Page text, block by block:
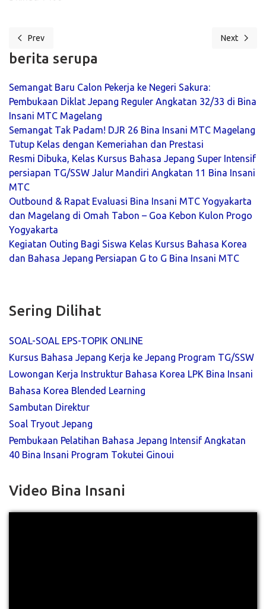
Previous article: Dari Rooftop Magelang Menuju Negeri Sakura:
Prev Next
Next
berita serupa
Semangat Baru Calon Pekerja ke Negeri Sakura:
Pembukaan Diklat Jepang Reguler Angkatan 32/33 di Bina
Insani MTC Magelang
Semangat Tak Padam! DJR 26 Bina Insani MTC Magelang
Tutup Kelas dengan Kemeriahan dan Prestasi
Resmi Dibuka, Kelas Kursus Bahasa Jepang Super Intensif
persiapan TG/SSW Jalur Mandiri Angkatan 11 Bina Insani
MTC
Outbound & Rapat Evaluasi Bina Insani MTC Yogyakarta
dan Magelang di Omah Tabon – Goa Kebon Kulon Progo
Yogyakarta
Kegiatan Outing Bagi Siswa Kelas Kursus Bahasa Korea
dan Bahasa Jepang Persiapan G to G Bina Insani MTC
Sering Dilihat
SOAL-SOAL EPS-TOPIK ONLINE
Kursus Bahasa Jepang Kerja ke Jepang Program TG/SSW
Lowongan Kerja Instruktur Bahasa Korea LPK Bina Insani
Bahasa Korea Blended Learning
Sambutan Direktur
Soal Tryout Jepang
Pembukaan Pelatihan Bahasa Jepang Intensif Angkatan
40 Bina Insani Program Tokutei Ginoui
Video Bina Insani